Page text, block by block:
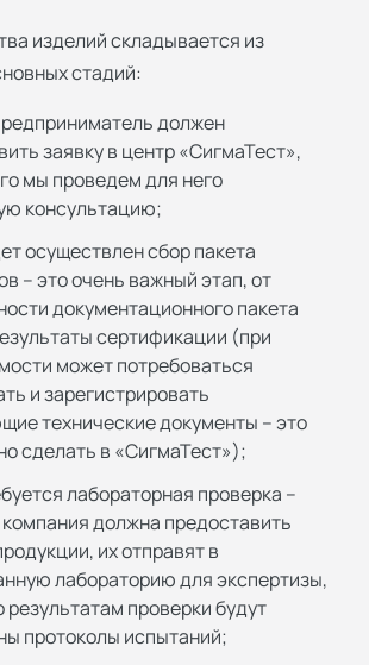
изделий складывается из
стадий:
должен
заявку в центр «СигмаТест»,
мы проведем для него
консультацию;
осуществлен сбор пакета
– это очень важный этап, от
документационного пакета
сертификации (при
может потребоваться
и зарегистрировать
технические документы – это
сделать в «СигмаТест»);
лабораторная проверка –
компания должна предоставить
их отправят в
лабораторию для экспертизы,
результатам проверки будут
протоколы испытаний;